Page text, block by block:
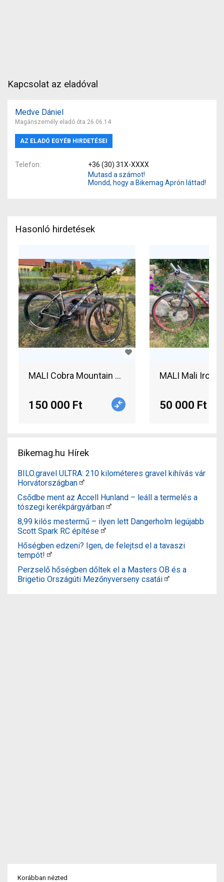
Kapcsolat az eladóval
Medve Dániel
Magánszemély eladó óta 26.06.14
AZ ELADÓ EGYÉB HIRDETÉSEI
Telefon
+36 (30) 31X-XXXX
Mutasd a számot!
Mondd, hogy a Bikemag Aprón láttad!
Hasonló hirdetések
MALI Cobra Mountain Bike 29" elöl teleszkópos
150 000 Ft
MALI Mali Iron
50 000 Ft
Bikemag.hu Hírek
BILO.gravel ULTRA: 210 kilométeres gravel kihívás vár
Horvátországban
Csődbe ment az Accell Hunland – leáll a termelés a
tószegi kerékpárgyárban
8,99 kilós mestermű – ilyen lett Dangerholm legújabb
Scott Spark RC építése
Hőségben edzeni? Igen, de felejtsd el a tavaszi
tempót!
Perzselő hőségben dőltek el a Masters OB és a
Brigetio Országúti Mezőnyverseny csatái
Korábban nézted